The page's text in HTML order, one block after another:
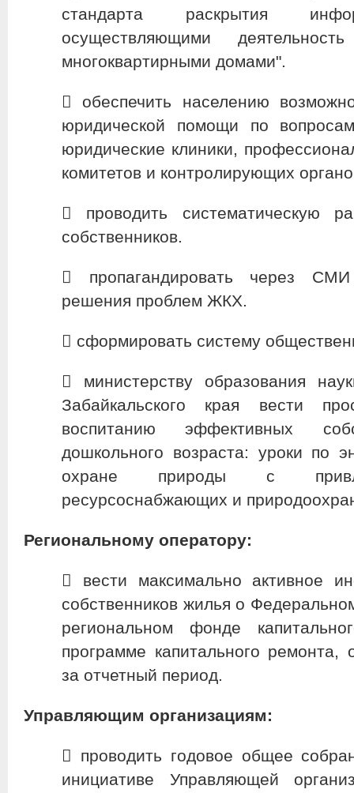
стандарта раскрытия
осуществляющими
многоквартирными домами".
​ обеспечить населению
юридической помощи по
юридические клиники,
комитетов и контролирующих
​ проводить систематическую
собственников.
​ пропагандировать через
решения проблем ЖКХ.
​ сформировать систему
​ министерству образования
Забайкальского края вести
воспитанию эффективных
дошкольного возраста: уроки по
охране природы с
ресурсоснабжающих и
Региональному оператору:
​ вести максимально активное
собственников жилья о
региональном фонде
программе капитального ремонта,
за отчетный период.
Управляющим организациям:
​ проводить годовое общее
инициативе Управляющей